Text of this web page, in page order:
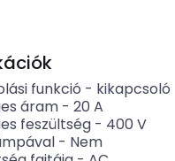
funkció - kikapcsoló
áram- 20 A
feszültség- 400 V
- Nem